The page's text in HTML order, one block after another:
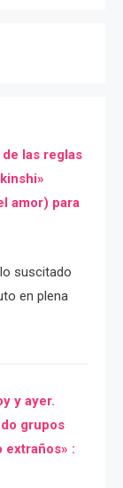
las reglas
amor) para
suscitado
en plena
y ayer.
grupos
extraños» :